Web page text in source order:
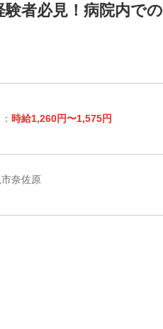
者必見！病院内で
時給1,260円〜1,575円
奈佐原